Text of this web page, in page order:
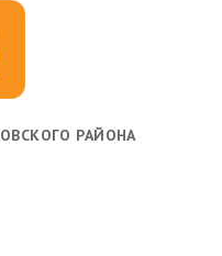
РАЙОНА